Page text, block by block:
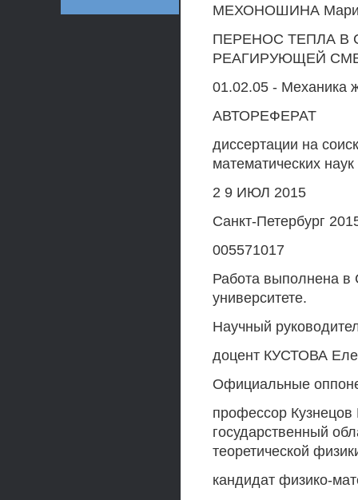
МЕХОНОШИНА
ПЕРЕНОС ТЕПЛА В
РЕАГИРУЮЩЕЙ
01.02.05 - Механика
АВТОРЕФЕРАТ
диссертации на
математических наук
2 9 ИЮЛ 2015
Санкт-Петербург
005571017
Работа выполнена в
университете.
Научный
доцент КУСТОВА
Официальные
профессор
государственный
теоретической
кандидат физико-